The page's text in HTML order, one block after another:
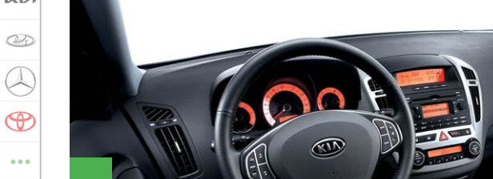
MERCEDES-BENZ
TOYOTA
...